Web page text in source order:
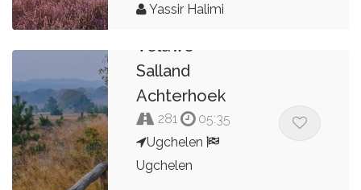
Yassir Halimi
Veluwe
Salland
Achterhoek
281
05:35
Ugchelen
Ugchelen